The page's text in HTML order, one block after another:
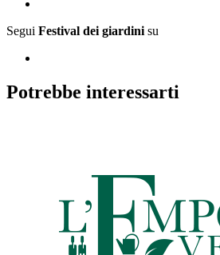
Segui Festival dei giardini su
Potrebbe interessarti